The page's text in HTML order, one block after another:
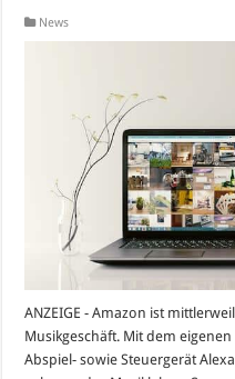
News
ANZEIGE - Amazon ist
Musikgeschäft. Mit dem
Abspiel- sowie Steuergerät